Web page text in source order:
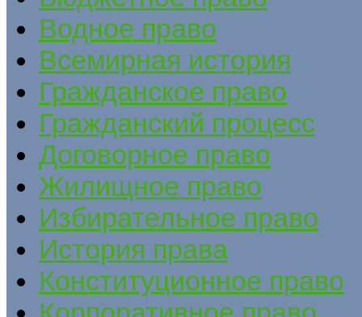
Водное право
Всемирная история
Гражданское право
Гражданский процесс
Договорное право
Жилищное право
Избирательное право
История права
Конституционное право